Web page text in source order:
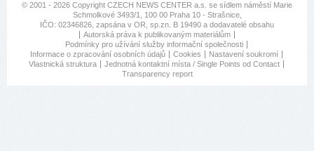
© 2001 - 2026 Copyright CZECH NEWS CENTER a.s. se sídlem náměstí Marie
Schmolkové 3493/1, 100 00 Praha 10 - Strašnice,
IČO: 02346826, zapsána v OR, sp.zn. B 19490 a dodavatelé obsahu
Autorská práva k publikovaným materiálům
Podmínky pro užívání služby informační společnosti
Informace o zpracování osobních údajů
Cookies
Nastavení soukromí
Vlastnická struktura
Jednotná kontaktní místa / Single Points od Contact
Transparency report